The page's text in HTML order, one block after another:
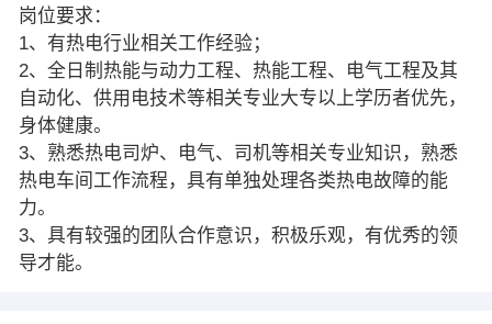
岗位要求：
1、有热电行业相关工作经验；
2、全日制热能与动力工程、热能工程、电气工程及其
自动化、供用电技术等相关专业大专以上学历者优先，
身体健康。
3、熟悉热电司炉、电气、司机等相关专业知识，熟悉
热电车间工作流程，具有单独处理各类热电故障的能
力。
3、具有较强的团队合作意识，积极乐观，有优秀的领
导才能。